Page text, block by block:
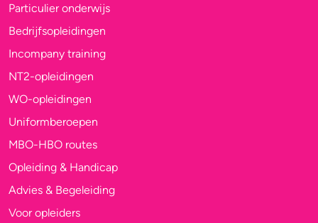
Particulier onderwijs
Bedrijfsopleidingen
Incompany training
NT2-opleidingen
WO-opleidingen
Uniformberoepen
MBO-HBO routes
Opleiding & Handicap
Advies & Begeleiding
Voor opleiders